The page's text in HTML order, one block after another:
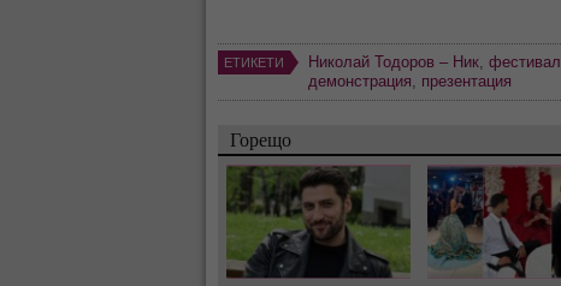
ЕТИКЕТИ Николай Тодоров – Ник, фестивал
демонстрация, презентация
Горещо